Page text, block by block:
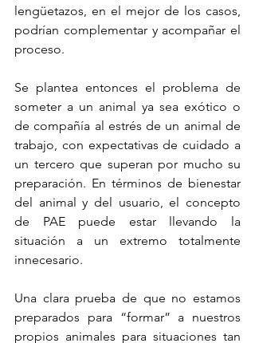
lengüetazos, en el mejor de los casos,
podrían complementar y acompañar el
proceso.
Se plantea entonces el problema de
someter a un animal ya sea exótico o
de compañía al estrés de un animal de
trabajo, con expectativas de cuidado a
un tercero que superan por mucho su
preparación. En términos de bienestar
del animal y del usuario, el concepto
de PAE puede estar llevando la
situación a un extremo totalmente
innecesario.
Una clara prueba de que no estamos
preparados para “formar” a nuestros
propios animales para situaciones tan